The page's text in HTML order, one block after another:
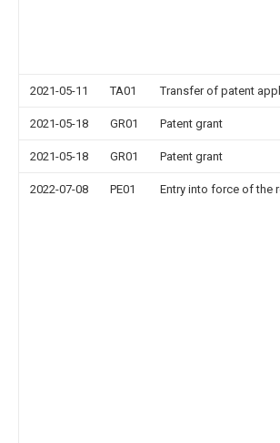
2021-05-11 TA01 Transfer of patent
2021-05-18 GR01 Patent grant
2021-05-18 GR01 Patent grant
2022-07-08 PE01 Entry into force of the